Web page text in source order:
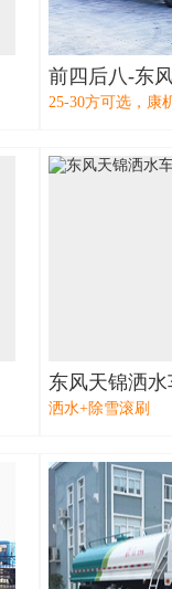
前四后八-东
25-30方可选，康
东风天锦洒
洒水+除雪滚刷